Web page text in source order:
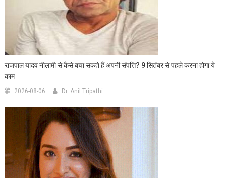
राजपाल यादव नीलामी से कैसे बचा सकते हैं अपनी संपत्ति? 9 सितंबर से पहले करना होगा ये
काम
2026-08-06 Dr. Anil Tripathi